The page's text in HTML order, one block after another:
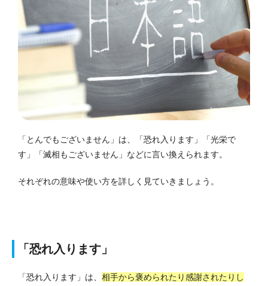
「とんでもございません」は、「恐れ入ります」「光栄で
す」「滅相もございません」などに言い換えられます。
それぞれの意味や使い方を詳しく見ていきましょう。
「恐れ入ります」
「恐れ入ります」は、 相手から褒められたり感謝されたりし